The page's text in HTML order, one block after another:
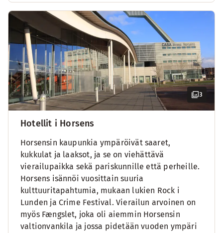
3
Hotellit i Horsens
Horsensin kaupunkia ympäröivät saaret,
kukkulat ja laaksot, ja se on viehättävä
vierailupaikka sekä pariskunnille että perheille.
Horsens isännöi vuosittain suuria
kulttuuritapahtumia, mukaan lukien Rock i
Lunden ja Crime Festival. Vierailun arvoinen on
myös Fængslet, joka oli aiemmin Horsensin
valtionvankila ja jossa pidetään vuoden ympäri